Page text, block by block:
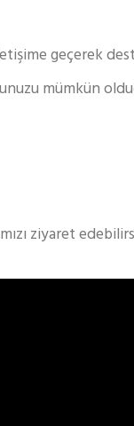
geçerek
mümkün
ziyaret